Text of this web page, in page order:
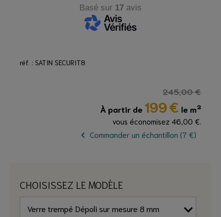
Basé sur 17 avis
réf. : SATIN SECURIT8
245,00 €
À partir de199€ le m²
vous économisez 46,00 €.
Commander un échantillon (7 €)
CHOISISSEZ LE MODÈLE